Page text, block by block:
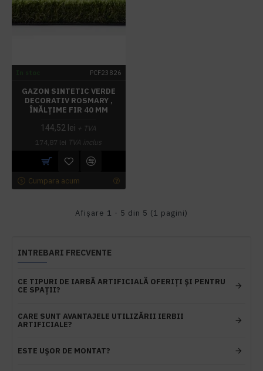
PCF23826
GAZON SINTETIC VERDE
DECORATIV ROSMARY ,
ÎNĂLȚIME FIR 40 MM
144,52 lei + TVA
174,87 lei TVA inclus
Cumpara acum
Afişare 1 - 5 din 5 (1 pagini)
INTREBARI FRECVENTE
CE TIPURI DE IARBĂ ARTIFICIALĂ OFERIȚI ȘI PENTRU
CE SPAȚII?
CARE SUNT AVANTAJELE UTILIZĂRII IERBII
ARTIFICIALE?
ESTE UȘOR DE MONTAT?